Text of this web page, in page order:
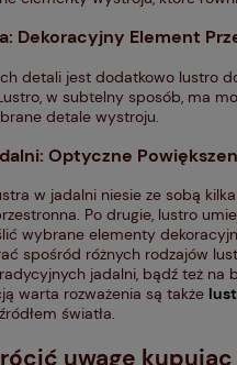
Dekoracyjny Element
detali jest dodatkowo lustro
w subtelny sposób, ma
detale wystroju.
Optyczne
w jadalni niesie ze sobą
Po drugie, lustro
wybrane elementy
spośród różnych rodzajów
jadalni, bądź też na
warta rozważenia są także
światła.
uwagę